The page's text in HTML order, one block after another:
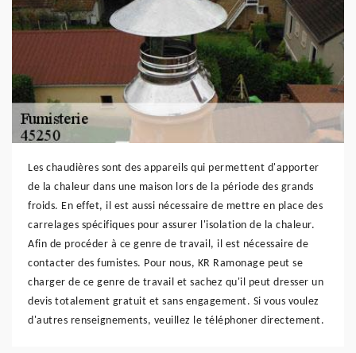
Les chaudières sont des appareils qui permettent d'apporter
de la chaleur dans une maison lors de la période des grands
froids. En effet, il est aussi nécessaire de mettre en place des
carrelages spécifiques pour assurer l'isolation de la chaleur.
Afin de procéder à ce genre de travail, il est nécessaire de
contacter des fumistes. Pour nous, KR Ramonage peut se
charger de ce genre de travail et sachez qu'il peut dresser un
devis totalement gratuit et sans engagement. Si vous voulez
d'autres renseignements, veuillez le téléphoner directement.